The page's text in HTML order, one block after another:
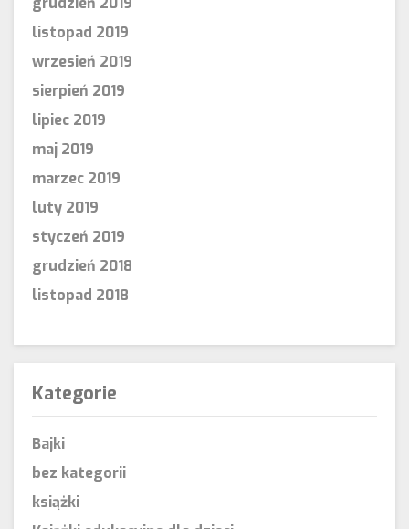
listopad 2019
wrzesień 2019
sierpień 2019
lipiec 2019
maj 2019
marzec 2019
luty 2019
styczeń 2019
grudzień 2018
listopad 2018
Kategorie
Bajki
bez kategorii
książki